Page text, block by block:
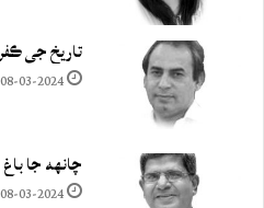
تاريخ جي
08-03-2024
چانهه جا باغ
08-03-2024